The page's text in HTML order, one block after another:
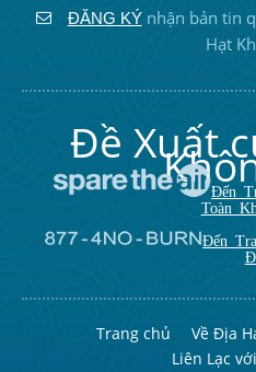
ĐĂNG KÝnhận bản tin
Hạt
Đề Xuất
Đến
Toàn
Đến
Trang chủ Về Địa
Liên Lạc